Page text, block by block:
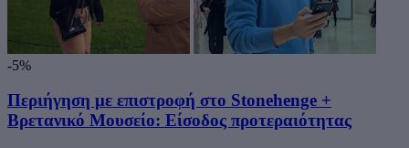
-5%
Περιήγηση με επιστροφή στο Stonehenge +
Βρετανικό Μουσείο: Είσοδος προτεραιότητας